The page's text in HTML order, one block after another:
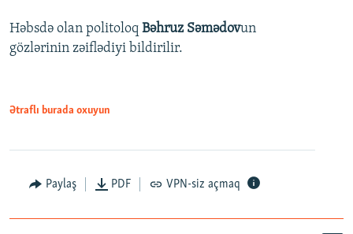
Həbsdə olan politoloq Bəhruz Səmədovun
gözlərinin zəiflədiyi bildirilir.
Ətraflı burada oxuyun
Paylaş PDF VPN-siz açmaq